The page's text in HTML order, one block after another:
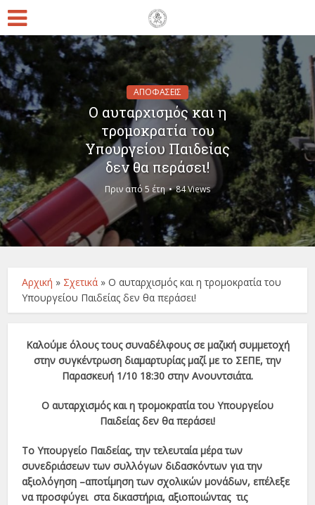
ΑΠΟΦΑΣΕΙΣ
Ο αυταρχισμός και η
τρομοκρατία του
Υπουργείου Παιδείας
δεν θα περάσει!
Πριν από 5 έτη 84 Views
Αρχική » Σχετικά »Ο αυταρχισμός και η τρομοκρατία του
Υπουργείου Παιδείας δεν θα περάσει!
Καλούμε όλους τους συναδέλφους σε μαζική συμμετοχή
στην συγκέντρωση διαμαρτυρίας μαζί με το ΣΕΠΕ, την
Παρασκευή 1/10 18:30 στην Ανουντσιάτα.
Ο αυταρχισμός και η τρομοκρατία του Υπουργείου
Παιδείας δεν θα περάσει!
Το Υπουργείο Παιδείας, την τελευταία μέρα των
συνεδριάσεων των συλλόγων διδασκόντων για την
αξιολόγηση –αποτίμηση των σχολικών μονάδων, επέλεξε
να προσφύγει στα δικαστήρια, αξιοποιώντας τις